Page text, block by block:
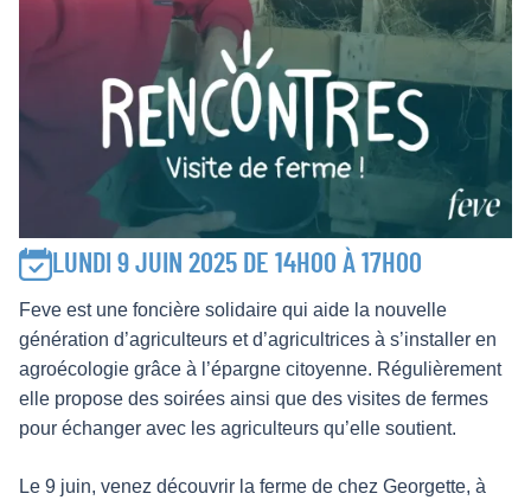
LUNDI 9 JUIN 2025 DE 14H00 À 17H00
Feve est une foncière solidaire qui aide la nouvelle
génération d’agriculteurs et d’agricultrices à s’installer en
agroécologie grâce à l’épargne citoyenne. Régulièrement
elle propose des soirées ainsi que des visites de fermes
pour échanger avec les agriculteurs qu’elle soutient.
Le 9 juin, venez découvrir la ferme de chez Georgette, à